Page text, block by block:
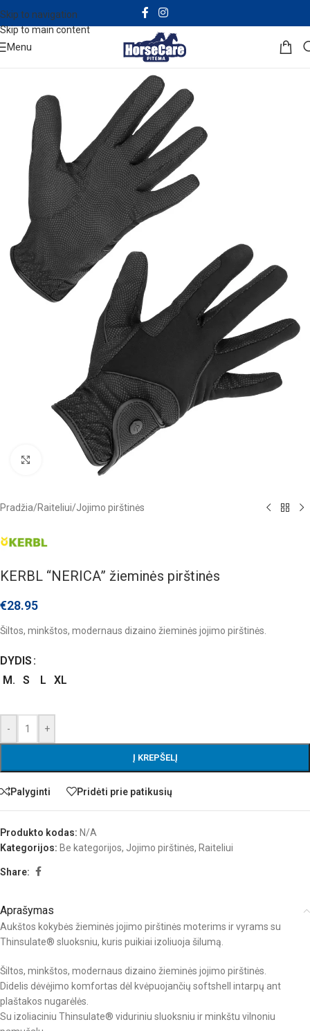
Skip to navigation
Skip to main content
Menu
Click to enlarge
Pradžia/Raiteliui/Jojimo pirštinės
KERBL “NERICA” žieminės pirštinės
€28.95
Šiltos, minkštos, modernaus dizaino žieminės jojimo pirštinės.
DYDIS
M.
S L XL
- +
Į KREPŠELĮ
Palyginti Pridėti prie patikusių
Produkto kodas: N/A
Kategorijos: Be kategorijos, Jojimo pirštinės, Raiteliui
Share:
Aprašymas
Aukštos kokybės žieminės jojimo pirštinės moterims ir vyrams su
Thinsulate® sluoksniu, kuris puikiai izoliuoja šilumą.
Šiltos, minkštos, modernaus dizaino žieminės jojimo pirštinės.
Didelis dėvėjimo komfortas dėl kvėpuojančių softshell intarpų ant
plaštakos nugarėlės.
Su izoliaciniu Thinsulate® viduriniu sluoksniu ir minkštu vilnoniu